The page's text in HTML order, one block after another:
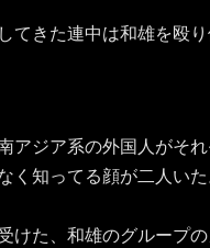
きた連中は和雄を殴
ジア系の外国人がそ
く知ってる顔が二人いた
けた、和雄のグループの